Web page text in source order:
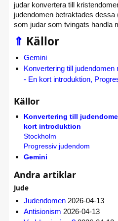
judar konvertera till
judendomen betraktades
som judar som tvingats handla
⇑ Källor
Gemini
Konvertering till
- En kort introduktion,
Källor
Konvertering till
kort introduktion
Stockholm
Progressiv judendom
Gemini
Andra artiklar
Jude
Judendomen 2026-04-13
Antisionism 2026-04-13